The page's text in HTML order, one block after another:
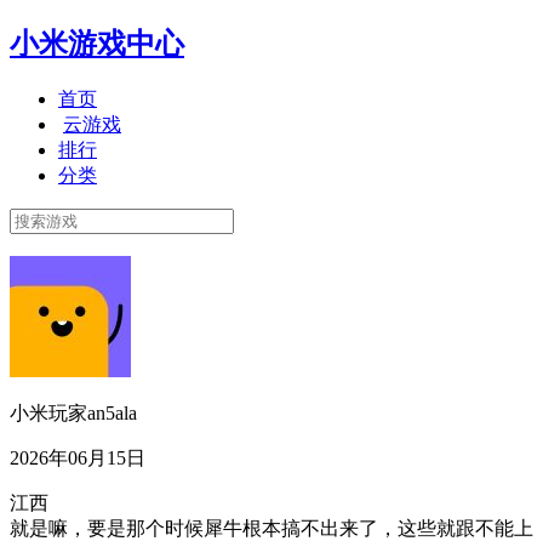
小米游戏中心
首页
云游戏
排行
分类
小米玩家an5ala
2026年06月15日
江西
就是嘛，要是那个时候犀牛根本搞不出来了，这些就跟不能上